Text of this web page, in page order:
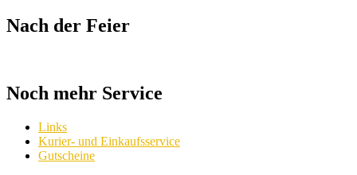
Nach der Feier
Noch mehr Service
Links
Kurier- und Einkaufsservice
Gutscheine